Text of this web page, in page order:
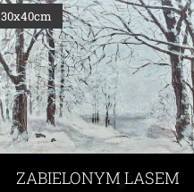
ZABIELONYM LASEM
30x40cm